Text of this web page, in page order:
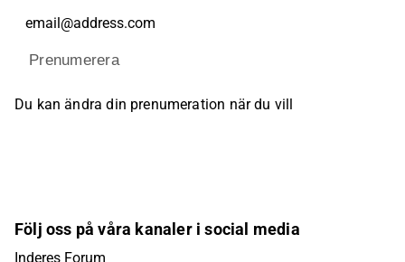
Prenumerera
Du kan ändra din prenumeration när du vill
Följ oss på våra kanaler i social media
Inderes Forum